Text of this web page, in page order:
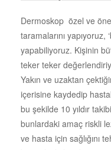
Dermoskop özel ve
taramalarını yapıyoruz,
yapabiliyoruz. Kişinin
teker teker
Yakın ve uzaktan
içerisine kaydedip
bu şekilde 10 yıldır
bunlardaki amaç riskli
ve hasta için sağlığını